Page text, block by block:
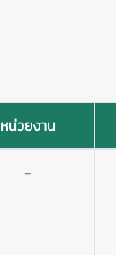
หน่วยงาน
-